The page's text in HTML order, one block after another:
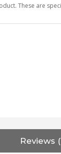
These are
Reviews